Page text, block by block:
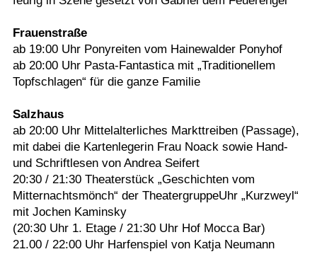
Frauenstraße
ab 19:00 Uhr Ponyreiten vom Hainewalder Ponyhof
ab 20:00 Uhr Pasta-Fantastica mit „Traditionellem
Topfschlagen“ für die ganze Familie
Salzhaus
ab 20:00 Uhr Mittelalterliches Markttreiben (Passage),
mit dabei die Kartenlegerin Frau Noack sowie Hand-
und Schriftlesen von Andrea Seifert
20:30 / 21:30 Theaterstück „Geschichten vom
Mitternachtsmönch“ der TheatergruppeUhr „Kurzweyl“
mit Jochen Kaminsky
(20:30 Uhr 1. Etage / 21:30 Uhr Hof Mocca Bar)
21.00 / 22:00 Uhr Harfenspiel von Katja Neumann